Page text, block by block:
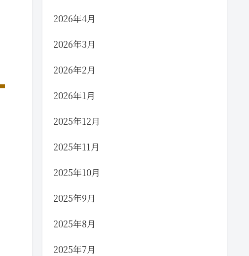
2026年4月
2026年3月
2026年2月
2026年1月
2025年12月
2025年11月
2025年10月
2025年9月
2025年8月
2025年7月